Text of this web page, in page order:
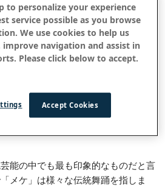
に戻る
ケの芸術
2020年7月02日
ています。フィジーのキャスタウ
トリガー・フィジー・ビーチ・リ
能の中でも最も印象的なものだと言
メケ」は様々な伝統舞踊を指しま
to personalize your experience
service possible as you browse
We use cookies to help us
improve navigation and assist in
Please click below to accept.
Accept Cookies